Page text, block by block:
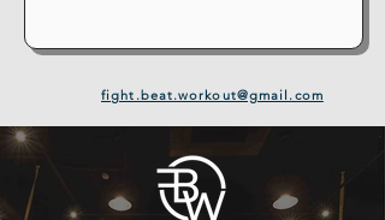
fight.beat.workout@gmail.com